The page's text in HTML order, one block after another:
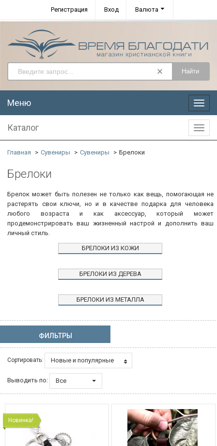
Регистрация Вход Валюта
Найти
Меню
Меню
Каталог
Главная Сувениры Сувениры Брелоки
Брелоки
Брелок может быть полезен не только как вещь, помогающая не
растерять свои ключи, но и в качестве подарка для человека
любого возраста и как аксессуар, который может
продемонстрировать ваш жизненный настрой и дополнить ваш
личный стиль.
БРЕЛОКИ ИЗ КОЖИ
БРЕЛОКИ ИЗ ДЕРЕВА
БРЕЛОКИ ИЗ МЕТАЛЛА
ФИЛЬТРЫ
Сортировать: Новые и популярные
Выводить по: Все
Новинка!